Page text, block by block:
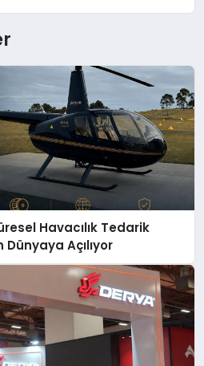
Havacılık Tedarik
Açılıyor